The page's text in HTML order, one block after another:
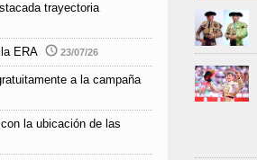
trayectoria
ERA 23/07/26
a la campaña
la ubicación de las